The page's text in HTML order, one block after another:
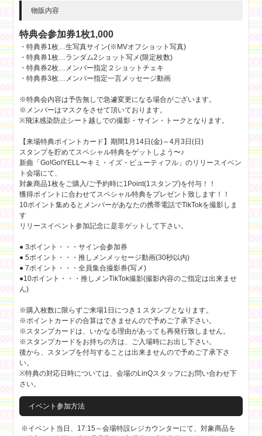
物販内容
特典会参加券1枚1,000
・特典券1枚…生写真サイン(※MVオフショット写真)
・特典券1枚…ランダム2ショット写メ(限定枚数)
・特典券2枚…メンバー指定２ショットチェキ
・特典券3枚…メンバー指定一言メッセージ動画
※特典会内容は予告無しで急遽変更になる場合がございます。
※メンバーはマスクをさせて頂いております。
※飛沫感染防止シート越しでの撮影・サイン・トークとなります。
【来場特典ポイントカード】期間1月14日(金)～4月3日(日)
スタンプを貯めてスペシャル特典をゲットしよう〜♪
新曲「Go!Go!YELL〜キミ・イズ・ビューティフル」のリリースイベン
ト会場にて、
対象商品1枚をご購入/ご予約時に1Point(1スタンプ)を付与！！
獲得ポイントに合わせてスペシャル特典をプレゼント致します！！
10ポイント集めるとメンバーがあなたの携帯電話でTikTokを撮影しま
す
リリースイベント参加記念に是非ゲットして下さい。
● 3ポイント・・・サイン会参加券
● 5ポイント・・・推しメンメッセージ動画(30秒以内)
● 7ポイント・・・全員集合撮影券(写メ)
●10ポイント・・・推しメンTikTok撮影(撮影内容のご指定は出来ませ
ん)
※購入枚数に限らずご来場1日につき１スタンプとなります。
※ポイントカードの合算はできませんので予めご了承下さい。
※スタンプカードは、いかなる理由があっても再発行致しません。
※スタンプカードをお持ちの方は、ご入場時にお出し下さい。
後から、スタンプを付与することは出来ませんので予めご了承下さ
い。
※特典の対応日時については、会場のLinQスタッフにお問い合わせ下
さい。
イベント参加方法
※イベント当日、17:15～会場特設レジカウンターにて、対象商品を